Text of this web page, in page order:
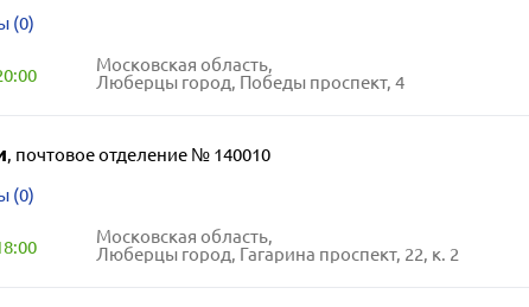
(0)
Московская область,
Люберцы город, Победы проспект, 4
, почтовое отделение № 140010
(0)
Московская область,
Люберцы город, Гагарина проспект, 22, к. 2